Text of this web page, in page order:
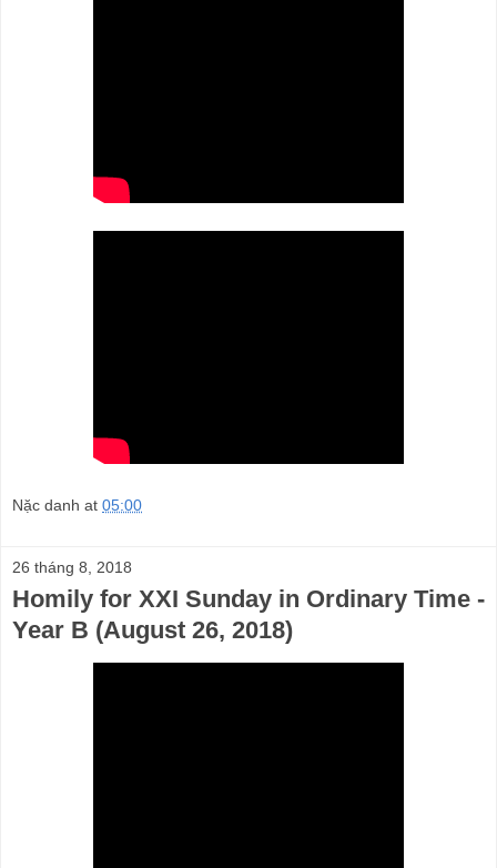
Nặc danh at 05:00
26 tháng 8, 2018
Homily for XXI Sunday in Ordinary Time -
Year B (August 26, 2018)